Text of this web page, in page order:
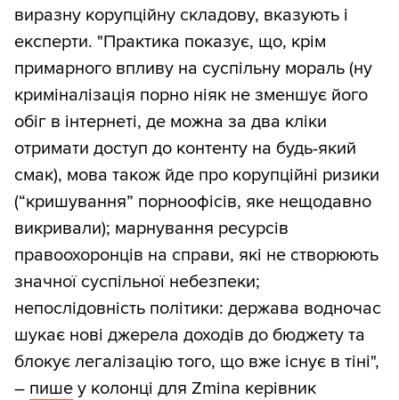
виразну корупційну складову, вказують і
експерти. "Практика показує, що, крім
примарного впливу на суспільну мораль (ну
криміналізація порно ніяк не зменшує його
обіг в інтернеті, де можна за два кліки
отримати доступ до контенту на будь-який
смак), мова також йде про корупційні ризики
(“кришування” порноофісів, яке нещодавно
викривали); марнування ресурсів
правоохоронців на справи, які не створюють
значної суспільної небезпеки;
непослідовність політики: держава водночас
шукає нові джерела доходів до бюджету та
блокує легалізацію того, що вже існує в тіні",
– пише у колонці для Zmina керівник